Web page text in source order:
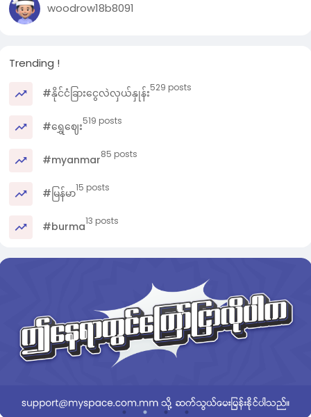
woodrow18b8091
Trending !
#နိုင်ငံခြားငွေလဲလှယ်နှုန်း529 posts
#ရွှေဈေး519 posts
#myanmar85 posts
#မြန်မာ15 posts
#burma13 posts